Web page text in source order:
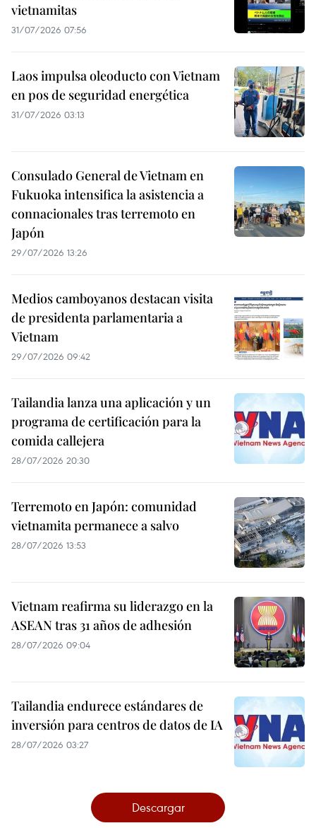
vietnamitas
31/07/2026 07:56
Laos impulsa oleoducto con Vietnam
en pos de seguridad energética
31/07/2026 03:13
Consulado General de Vietnam en
Fukuoka intensifica la asistencia a
connacionales tras terremoto en
Japón
29/07/2026 13:26
Medios camboyanos destacan visita
de presidenta parlamentaria a
Vietnam
29/07/2026 09:42
Tailandia lanza una aplicación y un
programa de certificación para la
comida callejera
28/07/2026 20:30
Terremoto en Japón: comunidad
vietnamita permanece a salvo
28/07/2026 13:53
Vietnam reafirma su liderazgo en la
ASEAN tras 31 años de adhesión
28/07/2026 09:04
Tailandia endurece estándares de
inversión para centros de datos de IA
28/07/2026 03:27
Descargar